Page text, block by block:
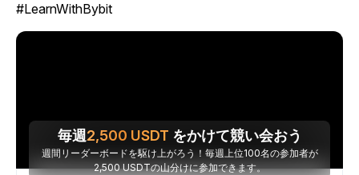
#LearnWithBybit
毎週2,500 USDT をかけて競い会おう
週間リーダーボードを駆け上がろう！毎週上位100名の参加者が
2,500 USDTの山分けに参加できます。